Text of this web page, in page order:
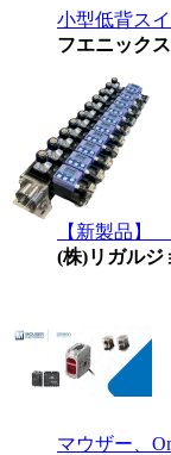
小型低背ス
フエニック
【新製品】
(株)リガルジ
マウザー、